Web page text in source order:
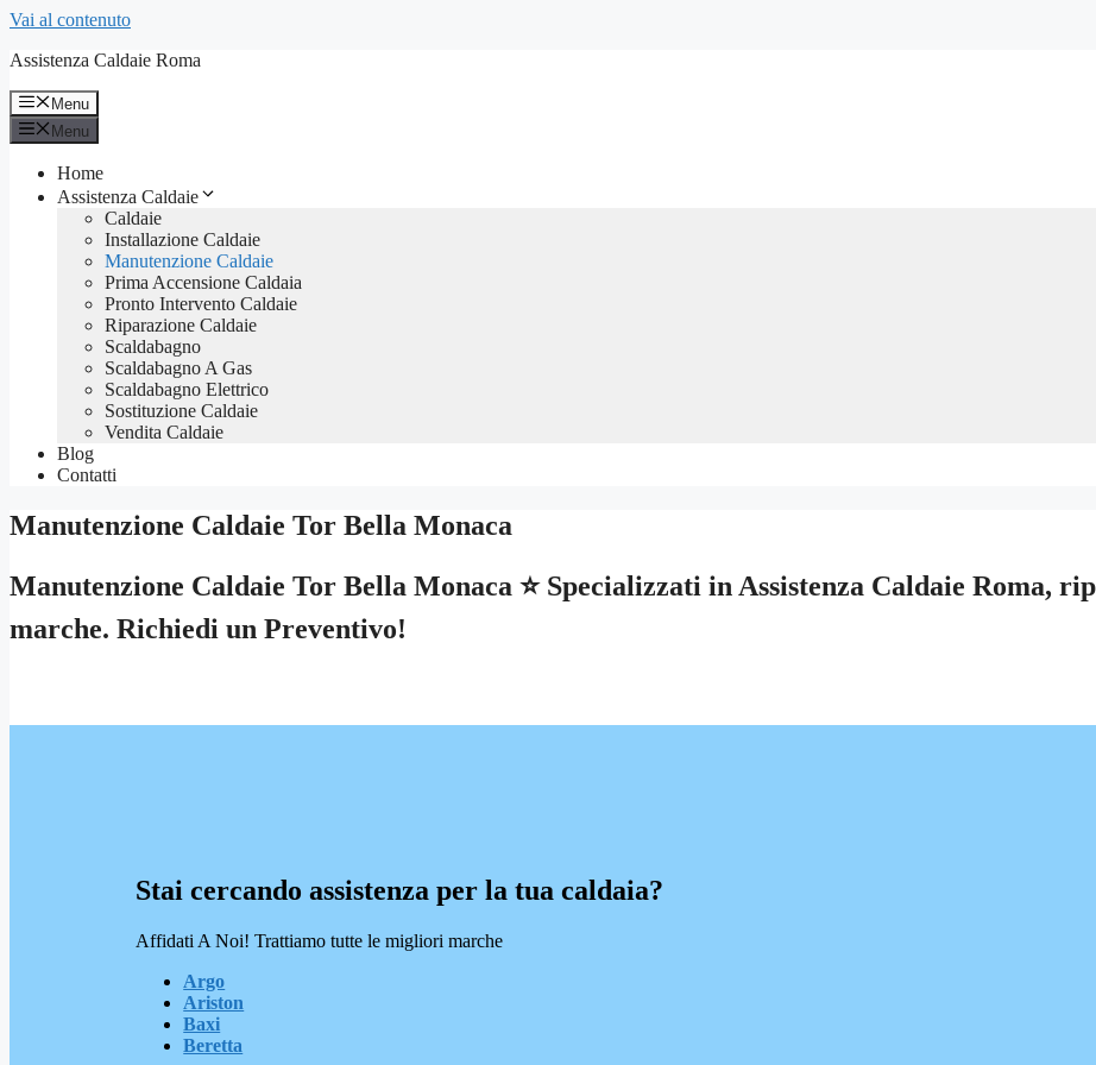
Vai al contenuto
Assistenza Caldaie Roma
Menu
Menu
Home
Assistenza Caldaie
Caldaie
Installazione Caldaie
Manutenzione Caldaie
Prima Accensione Caldaia
Pronto Intervento Caldaie
Riparazione Caldaie
Scaldabagno
Scaldabagno A Gas
Scaldabagno Elettrico
Sostituzione Caldaie
Vendita Caldaie
Blog
Contatti
Manutenzione Caldaie Tor Bella Monaca
Manutenzione Caldaie Tor Bella Monaca ⭐ Specializzati in Assistenza Caldaie Roma,
marche. Richiedi un Preventivo!
Stai cercando assistenza per la tua caldaia?
Affidati A Noi! Trattiamo tutte le migliori marche
Argo
Ariston
Baxi
Beretta